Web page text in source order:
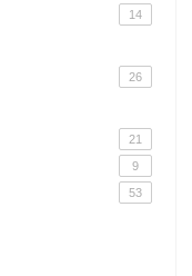
14
26
21
9
53